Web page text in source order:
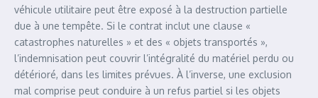
véhicule utilitaire peut être exposé à la destruction partielle
due à une tempête. Si le contrat inclut une clause «
catastrophes naturelles » et des « objets transportés »,
l’indemnisation peut couvrir l’intégralité du matériel perdu ou
détérioré, dans les limites prévues. À l’inverse, une exclusion
mal comprise peut conduire à un refus partiel si les objets